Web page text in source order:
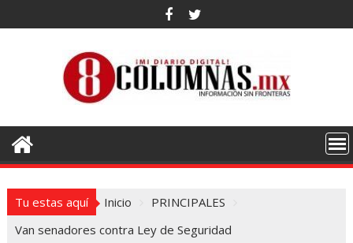
al
Tu estas aquí Inicio
PRINCIPALES
Van senadores contra Ley de Seguridad